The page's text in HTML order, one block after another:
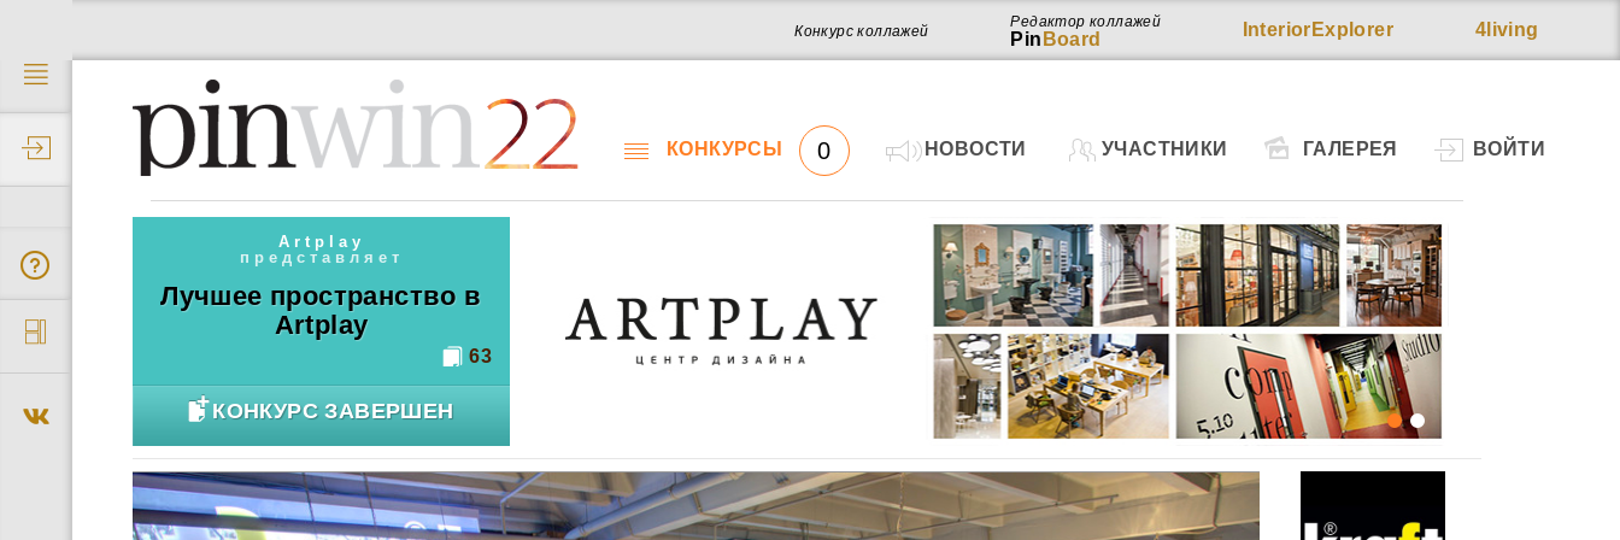
4living
InteriorExplorer
Редактор коллажей
Pin Board
Конкурс коллажей
22 КОНКУРСЫ 0 НОВОСТИ УЧАСТНИКИ ГАЛЕРЕЯ ВОЙТИ
Artplay
представляет
Лучшее пространство в
Artplay
63
КОНКУРС ЗАВЕРШЕН
Работ